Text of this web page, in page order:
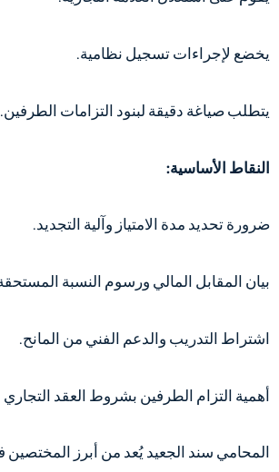
يخضع لإجراءات تسجيل نظامية.
يتطلب صياغة دقيقة لبنود التزامات الطرفين.
النقاط الأساسية:
ضرورة تحديد مدة الامتياز وآلية التجديد.
بيان المقابل المالي ورسوم النسبة
اشتراط التدريب والدعم الفني من المانح.
أهمية التزام الطرفين بشروط العقد التجاري
المحامي سند الجعيد يُعد من أبرز